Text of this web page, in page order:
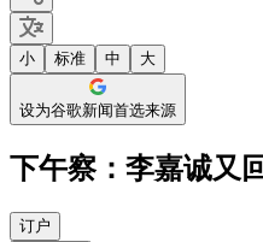
小 标准 中 大
设为谷歌新闻首选来源
下午察：李嘉诚又
订户